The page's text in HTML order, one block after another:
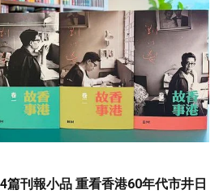
篇刊報小品 重看香港60年代市井日